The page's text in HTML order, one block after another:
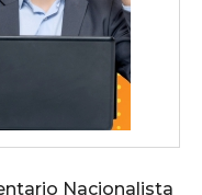
Nacionalista